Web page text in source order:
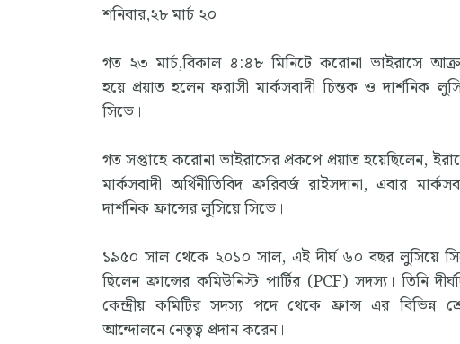
শনিবার,২৮ মার্চ ২০
গত ২৩ মার্চ,বিকাল ৪:৪৮ মিনিটে করোনা ভাইরাসে
হয়ে প্রয়াত হলেন ফরাসী মার্কসবাদী চিন্তক ও দার্শনিক
সিভে।
গত সপ্তাহে করোনা ভাইরাসের প্রকপে প্রয়াত হয়েছিলেন,
মার্কসবাদী অর্থিনীতিবিদ ফ্ররিবর্জ রাইসদানা, এবার
দার্শনিক ফ্রান্সের লুসিয়ে সিভে।
১৯৫০ সাল থেকে ২০১০ সাল, এই দীর্ঘ ৬০ বছর লুসিয়ে
ছিলেন ফ্রান্সের কমিউনিস্ট পার্টির (PCF) সদস্য। তিনি
কেন্দ্রীয় কমিটির সদস্য পদে থেকে ফ্রান্স এর বিভিন্ন
আন্দোলনে নেতৃত্ব প্রদান করেন।